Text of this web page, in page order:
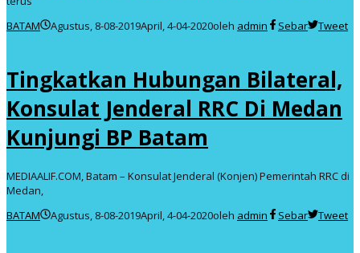
BATAM
Agustus, 8-08-2019April, 4-04-2020oleh admin Sebar Tweet
Tingkatkan Hubungan Bilateral,
Konsulat Jenderal RRC Di Medan
Kunjungi BP Batam
MEDIAALIF.COM, Batam – Konsulat Jenderal (Konjen) Pemerintah RRC di
Medan,
BATAM
Agustus, 8-08-2019April, 4-04-2020oleh admin Sebar Tweet